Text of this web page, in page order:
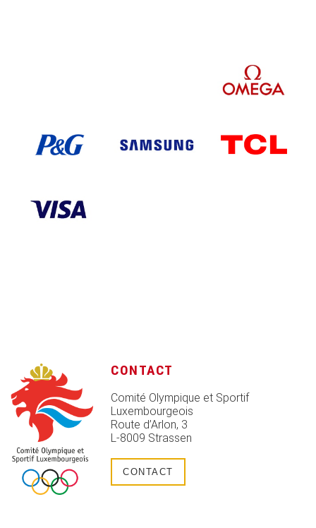
CONTACT
Comité Olympique et Sportif
Luxembourgeois
Route d’Arlon, 3
L-8009 Strassen
CONTACT